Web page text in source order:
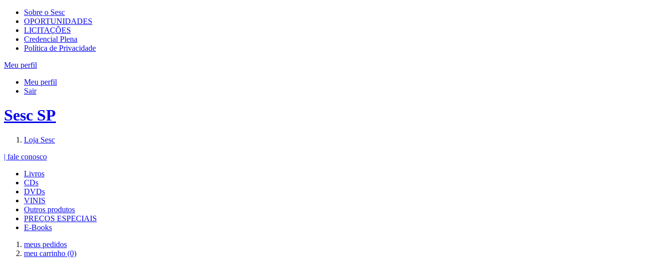
Sobre o Sesc
OPORTUNIDADES
LICITAÇÕES
Credencial Plena
Política de Privacidade
Meu perfil
Meu perfil
Sair
Sesc SP
Loja Sesc
| fale conosco
Livros
CDs
DVDs
VINIS
Outros produtos
PREÇOS ESPECIAIS
E-Books
meus pedidos
meu carrinho (0)